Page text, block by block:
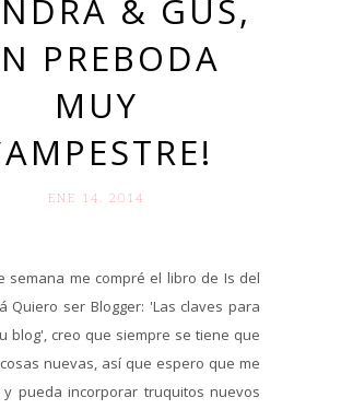
& GUS,
PREBODA
MUY
ENE 14. 2014
semana me compré el libro de Is del
Quiero ser Blogger: 'Las claves para
blog', creo que siempre se tiene que
nuevas, así que espero que me
y pueda incorporar truquitos nuevos